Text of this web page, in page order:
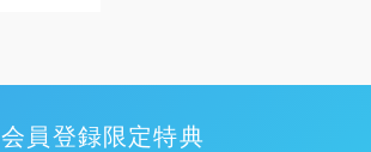
会員登録限定特典